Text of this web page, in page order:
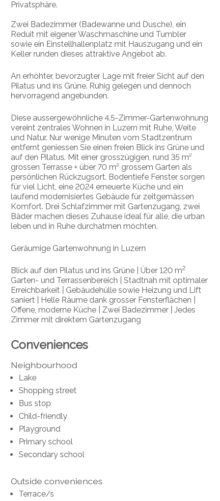
Privatsphäre.
Zwei Badezimmer (Badewanne und Dusche), ein
Reduit mit eigener Waschmaschine und Tumbler
sowie ein Einstellhallenplatz mit Hauszugang und ein
Keller runden dieses attraktive Angebot ab.
An erhöhter, bevorzugter Lage mit freier Sicht auf den
Pilatus und ins Grüne. Ruhig gelegen und dennoch
hervorragend angebunden.
Diese aussergewöhnliche 4.5-Zimmer-Gartenwohnung
vereint zentrales Wohnen in Luzern mit Ruhe, Weite
und Natur. Nur wenige Minuten vom Stadtzentrum
entfernt geniessen Sie einen freien Blick ins Grüne und
auf den Pilatus. Mit einer grosszügigen, rund 35 m²
grossen Terrasse + über 70 m² grossem Garten als
persönlichen Rückzugsort. Bodentiefe Fenster sorgen
für viel Licht, eine 2024 erneuerte Küche und ein
laufend modernisiertes Gebäude für zeitgemässen
Komfort. Drei Schlafzimmer mit Gartenzugang, zwei
Bäder machen dieses Zuhause ideal für alle, die urban
leben und in Ruhe durchatmen möchten.
Geräumige Gartenwohnung in Luzern
Blick auf den Pilatus und ins Grüne | Über 120 m2
Garten- und Terrassenbereich | Stadtnah mit optimaler
Erreichbarkeit | Gebäudehülle sowie Heizung und Lift
saniert | Helle Räume dank grosser Fensterflächen |
Offene, moderne Küche | Zwei Badezimmer | Jedes
Zimmer mit direktem Gartenzugang
Conveniences
Neighbourhood
Lake
Shopping street
Bus stop
Child-friendly
Playground
Primary school
Secondary school
Outside conveniences
Terrace/s